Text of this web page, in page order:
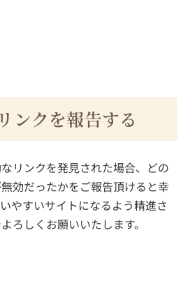
ンクを報告する
リンクを発見された場合、どの
効だったかをご報告頂けると幸
やすいサイトになるよう精進さ
ろしくお願いいたします。